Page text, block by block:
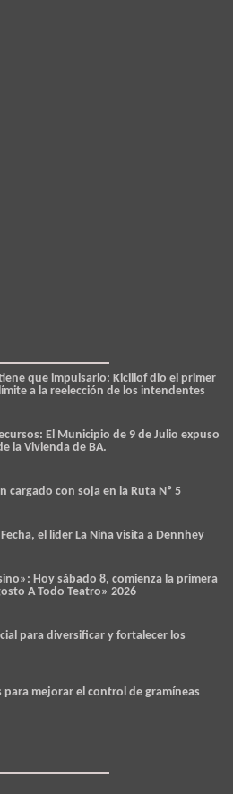
que impulsarlo: Kicillof dio el primer
a la reelección de los intendentes
El Municipio de 9 de Julio expuso
la Vivienda de BA.
cargado con soja en la Ruta Nº 5
el lider La Niña visita a Dennhey
Hoy sábado 8, comienza la primera
A Todo Teatro» 2026
para diversificar y fortalecer los
mejorar el control de gramíneas